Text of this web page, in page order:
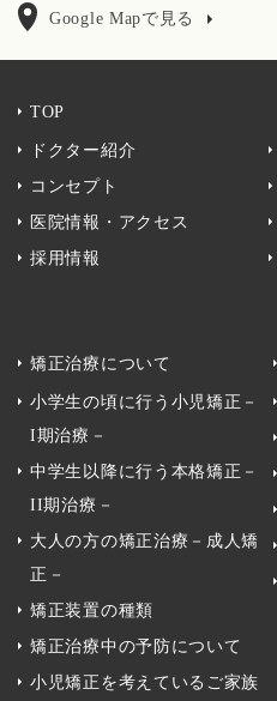
Google Mapで見る
TOP
ドクター紹介
コンセプト
医院情報・アクセス
採用情報
矯正治療について
小学生の頃に行う小児矯正－
I期治療－
中学生以降に行う本格矯正－
II期治療－
大人の方の矯正治療－成人矯
正－
矯正装置の種類
矯正治療中の予防について
小児矯正を考えているご家族